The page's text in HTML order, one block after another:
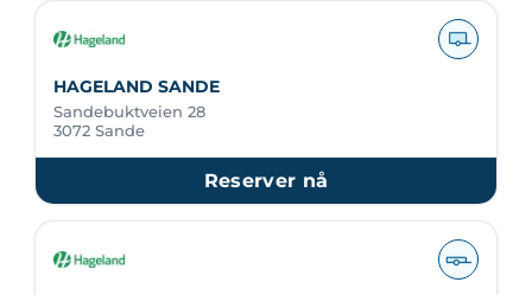
HAGELAND SANDE
Sandebuktveien 28
3072 Sande
Reserver nå